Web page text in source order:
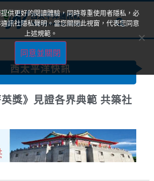
西太平洋快訊
英獎》見證各界典範 共築社
供更好的閱讀體驗，同時尊重使用者隱私，必
訊社隱私聲明。當您關閉此視窗，代表您同意
上述規範。
同意並關閉